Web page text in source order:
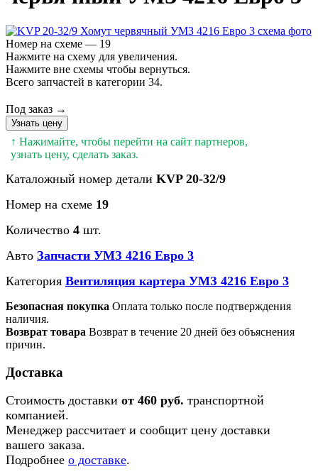
Номер на схеме — 19
Нажмите на схему для увеличения.
Нажмите вне схемы чтобы вернуться.
Всего запчастей в категории 34.
Под заказ →
Узнать цену
↑ Нажимайте, чтобы перейти на сайт партнеров,
узнать цену, сделать заказ.
Каталожный номер детали KVP 20-32/9
Номер на схеме 19
Количество 4 шт.
Авто Запчасти УМЗ 4216 Евро 3
Категория Вентиляция картера УМЗ 4216 Евро 3
Безопасная покупка Оплата только после подтверждения
наличия.
Возврат товара Возврат в течение 20 дней без объяснения
причин.
Доставка
Стоимость доставки от 460 руб. транспортной
компанией.
Менеджер рассчитает и сообщит цену доставки
вашего заказа.
Подробнее о доставке.